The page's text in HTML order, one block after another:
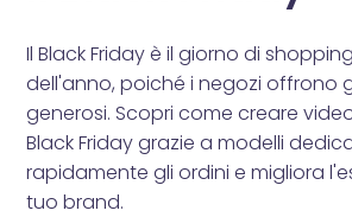
Il Black Friday è il giorno di
dell'anno, poiché i negozi offrono
generosi. Scopri come creare
Black Friday grazie a modelli
rapidamente gli ordini e migliora
tuo brand.